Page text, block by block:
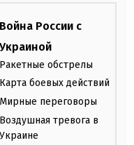
Война России с
Украиной
Ракетные обстрелы
Карта боевых действий
Мирные переговоры
Воздушная тревога в
Украине